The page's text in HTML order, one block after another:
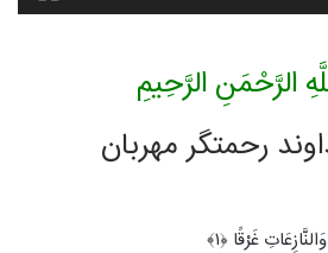
الرَّحْمَنِ الرَّحِیمِ
رحمتگر مهربان
وَالنَّازِعَاتِ غَرْقًا ﴿۱﴾